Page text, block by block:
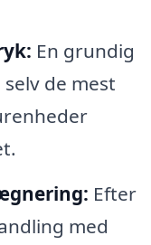
En grundig
de mest
Efter
med